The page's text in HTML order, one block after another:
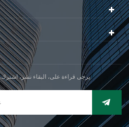
يرجى قراءة على، البقاء نشر، اشترك، ونرحب بكم أن تخبرنا بما تحظى به.